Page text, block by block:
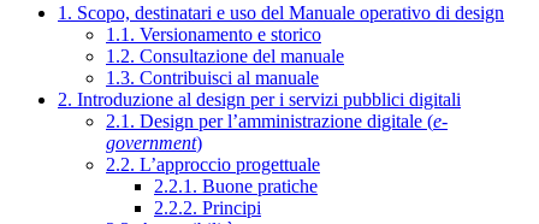
1. Scopo, destinatari e uso del Manuale operativo di design
1.1. Versionamento e storico
1.2. Consultazione del manuale
1.3. Contribuisci al manuale
2. Introduzione al design per i servizi pubblici digitali
2.1. Design per l’amministrazione digitale (e-
government)
2.2. L’approccio progettuale
2.2.1. Buone pratiche
2.2.2. Principi